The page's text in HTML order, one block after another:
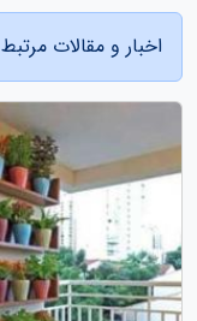
اخبار و مقالات مرتبط